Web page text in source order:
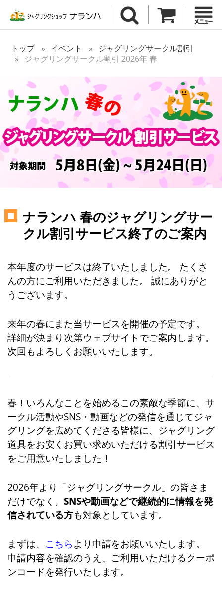
トップ イベント
ジャグリングサークル割引
ジャグリングサークル割引 2026年 春
ナランハ 春のジャグリングサー
クル割引サービス終了のご案内
本年度のサービスは終了いたしました。 たくさ
んの方にご利用いただきました。 誠にありがと
うございます。
来年の春にまた当サービスを開催の予定です。
詳細が決まり次第ウェブサイトでご案内します。
次回もよろしくお願いいたします。
春！いろんなことを始めるこの素敵な季節に、サ
ークル活動やSNS・動画などの発信を通じてジャ
グリングを広めてくださる皆様に、ジャグリング
道具をお安くお買い求めいただける割引サービス
をご用意いたしました！
2026年より「ジャグリングサークル」の皆さま
だけでなく、 SNSや動画などで継続的に情報を発
信されている方も対象としています。
まずは、 こちら より申請をお願いいたします。
申請内容を確認のうえ、ご利用いただけるクーポ
ンコードを発行いたします。